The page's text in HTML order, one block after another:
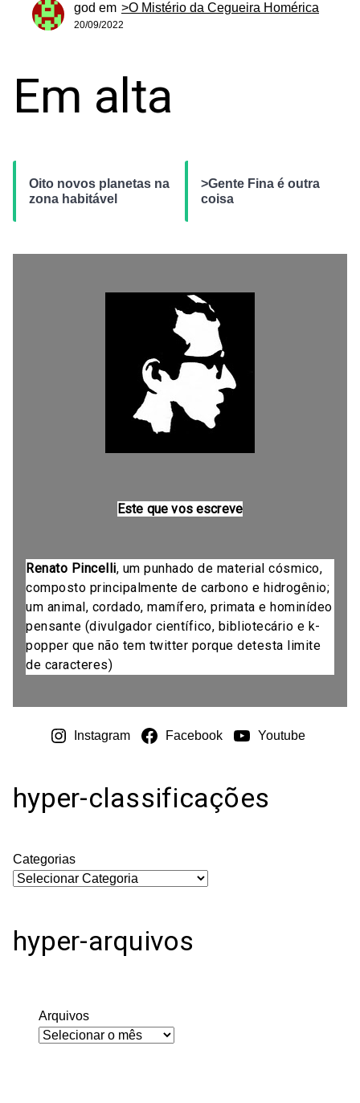
god em >O Mistério da Cegueira Homérica
20/09/2022
Em alta
Oito novos planetas na
zona habitável
>Gente Fina é outra
coisa
Este que vos escreve
Renato Pincelli, um punhado de material cósmico,
composto principalmente de carbono e hidrogênio;
um animal, cordado, mamífero, primata e hominídeo
pensante (divulgador científico, bibliotecário e k-
popper que não tem twitter porque detesta limite
de caracteres)
Instagram Facebook Youtube
hyper-classificações
Categorias
hyper-arquivos
Arquivos